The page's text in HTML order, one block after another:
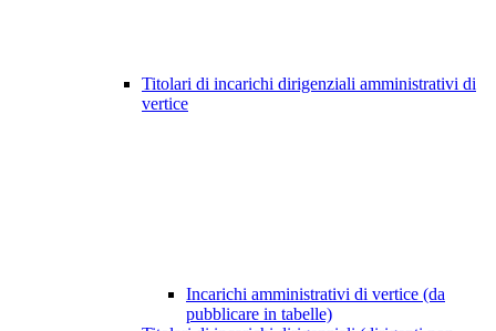
Titolari di incarichi dirigenziali amministrativi di
vertice
Incarichi amministrativi di vertice (da
pubblicare in tabelle)